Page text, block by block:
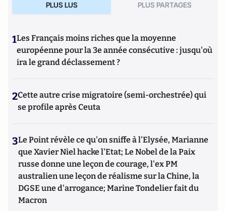
PLUS LUS PLUS PARTAGES
1Les Français moins riches que la moyenne
européenne pour la 3e année consécutive : jusqu'où
ira le grand déclassement ?
2Cette autre crise migratoire (semi-orchestrée) qui
se profile après Ceuta
3Le Point révèle ce qu'on sniffe à l'Elysée, Marianne
que Xavier Niel hacke l'Etat; Le Nobel de la Paix
russe donne une leçon de courage, l'ex PM
australien une leçon de réalisme sur la Chine, la
DGSE une d'arrogance; Marine Tondelier fait du
Macron